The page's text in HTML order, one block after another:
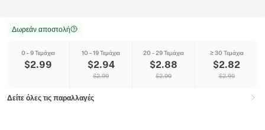
Δωρεάν αποστολή
0 - 9 Τεμάχια
$2.99
10 - 19 Τεμάχια
$2.94
$2.99
20 - 29 Τεμάχια
$2.88
$2.99
≥ 30 Τεμάχια
$2.82
$2.99
Δείτε όλες τις παραλλαγές